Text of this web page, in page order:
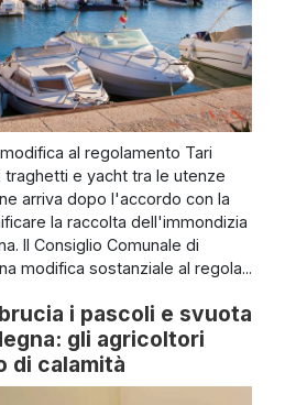
al regolamento Tari
e yacht tra le utenze
arriva dopo l'accordo con la
la raccolta dell'immondizia
Il Consiglio Comunale di
modifica sostanziale al regola...
i pascoli e svuota
gli agricoltori
di calamità